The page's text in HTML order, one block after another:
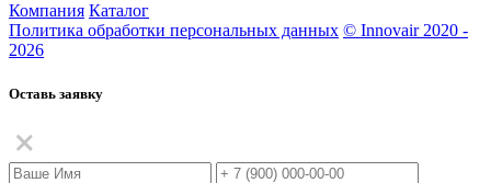
Компания Каталог
Политика обработки персональных данных © Innovair 2020 -
2026
Оставь заявку